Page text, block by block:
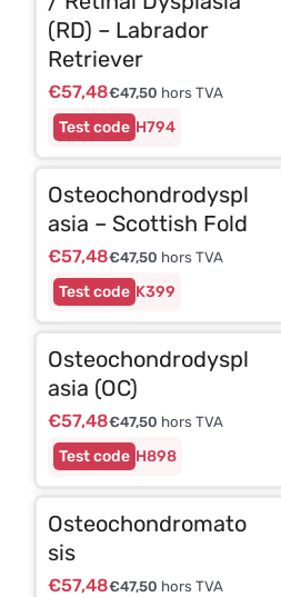
H794
(RD) – Labrador
Retriever
€57,48€47,50 hors TVA
K399
Osteochondrodyspl
asia – Scottish Fold
€57,48€47,50 hors TVA
H898
Osteochondrodyspl
asia (OC)
€57,48€47,50 hors TVA
Osteochondromato
sis
€57,48€47,50 hors TVA